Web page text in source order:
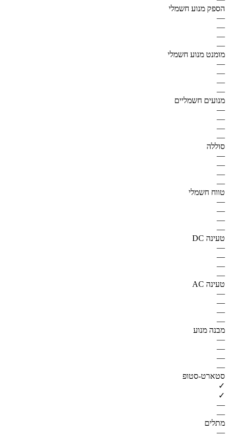
הספק מנוע חשמלי
—
—
—
—
מומנט מנוע חשמלי
—
—
—
—
מנועים חשמליים
—
—
—
—
סוללה
—
—
—
—
טווח חשמלי
—
—
—
—
טעינה DC
—
—
—
—
טעינה AC
—
—
—
—
מבנה מנוע
—
—
—
—
סטארט-סטופ
✓
✓
—
—
מתלים
—